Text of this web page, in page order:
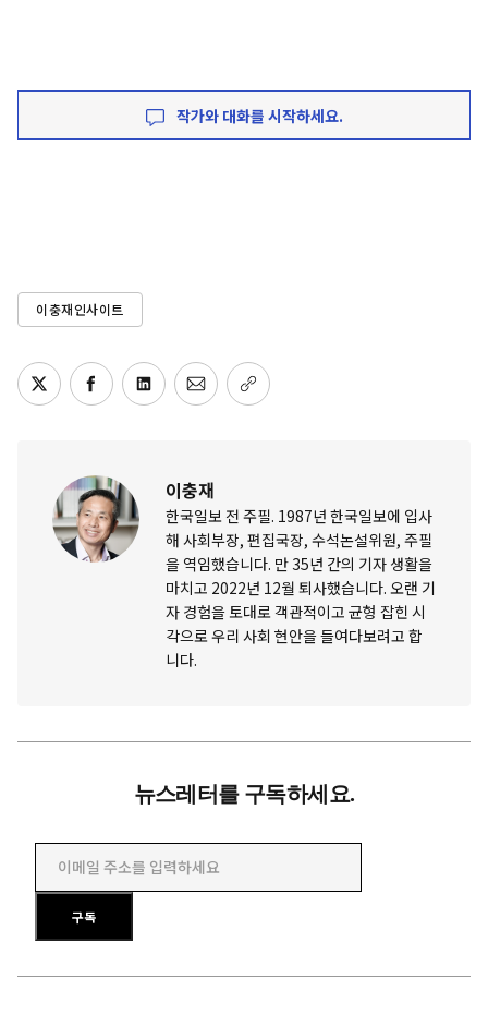
작가와 대화를 시작하세요.
이충재인사이트
이충재
한국일보 전 주필. 1987년 한국일보에 입사
해 사회부장, 편집국장, 수석논설위원, 주필
을 역임했습니다. 만 35년 간의 기자 생활을
마치고 2022년 12월 퇴사했습니다. 오랜 기
자 경험을 토대로 객관적이고 균형 잡힌 시
각으로 우리 사회 현안을 들여다보려고 합
니다.
뉴스레터를 구독하세요.
이메일 주소를 입력하세요
구독